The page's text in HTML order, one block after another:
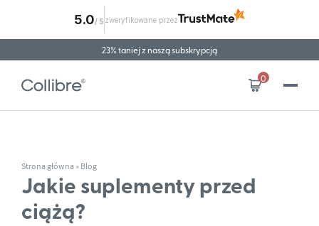
23% taniej z naszą subskrypcją
Wysyłka za granicę
0
Strona główna » Blog
Jakie suplementy przed
ciążą?
5.0/ 5 zweryfikowane przez